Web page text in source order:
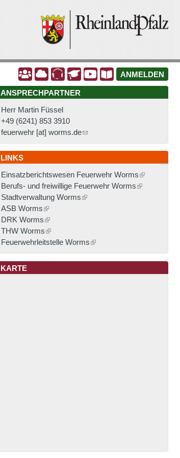
A A A ANMELDEN
ANSPRECHPARTNER
Herr Martin Füssel
+49 (6241) 853 3910
feuerwehr [at] worms.de
LINKS
Einsatzberichtswesen Feuerwehr Worms
Berufs- und freiwillige Feuerwehr Worms
Stadtverwaltung Worms
ASB Worms
DRK Worms
THW Worms
Feuerwehrleitstelle Worms
KARTE